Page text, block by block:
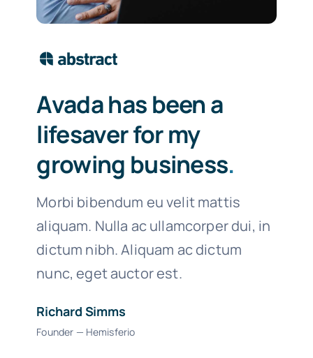
Avada has been a
lifesaver for my
growing business.
Morbi bibendum eu velit mattis
aliquam. Nulla ac ullamcorper dui, in
dictum nibh. Aliquam ac dictum
nunc, eget auctor est.
Richard Simms
Founder — Hemisferio